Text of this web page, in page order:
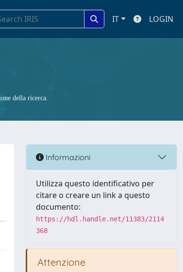
IT LOGIN
della ricerca.
Informazioni
Utilizza questo identificativo per
citare o creare un link a questo
documento:
https://hdl.handle.net/11383/2114
368
Attenzione